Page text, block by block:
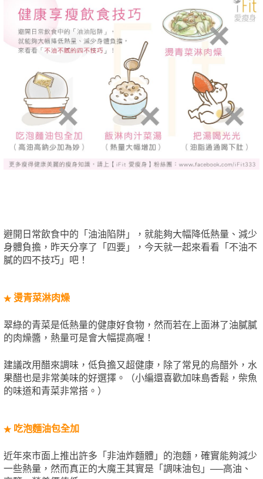
避開日常飲食中的「油油陷阱」，就能夠大幅降低熱量、減少
身體負擔，昨天分享了「四要」，今天就一起來看看「不油不
膩的四不技巧」吧！
★ 燙青菜淋肉燥
翠綠的青菜是低熱量的健康好食物，然而若在上面淋了油膩膩
的肉燥醬，熱量可是會大幅提高喔！
建議改用醋來調味，低負擔又超健康，除了常見的烏醋外，水
果醋也是非常美味的好選擇。（小編還喜歡加味島香鬆，柴魚
的味道和青菜非常搭。）
★ 吃泡麵油包全加
近年來市面上推出許多「非油炸麵體」的泡麵，確實能夠減少
一些熱量，然而真正的大魔王其實是「調味油包」──高油、